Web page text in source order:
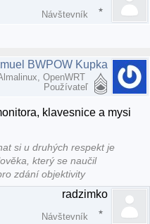
Návštevník
BWPOW Kupka
OpenWRT
Používateľ
klavesnice a mysi
si u druhých respekt je
který se naučil
zdání objektivity
radzimko
Návštevník